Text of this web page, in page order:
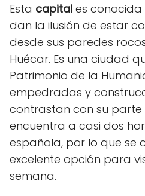
Esta capital es conocida
dan la ilusión de estar
desde sus paredes
Huécar. Es una ciudad
Patrimonio de la
empedradas y
contrastan con su parte
encuentra a casi dos
española, por lo que se
excelente opción para
semana.